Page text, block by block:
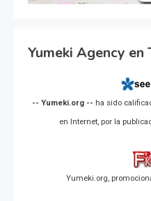
Yumeki Agency en
-- Yumeki.org -- ha sido
en Internet, por la
Yumeki.org,